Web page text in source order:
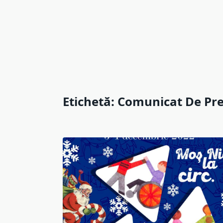
Etichetă: Comunicat De